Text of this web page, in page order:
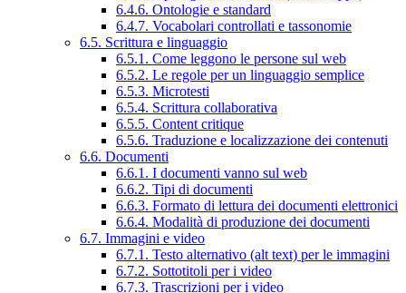
6.4.6. Ontologie e standard
6.4.7. Vocabolari controllati e tassonomie
6.5. Scrittura e linguaggio
6.5.1. Come leggono le persone sul web
6.5.2. Le regole per un linguaggio semplice
6.5.3. Microtesti
6.5.4. Scrittura collaborativa
6.5.5. Content critique
6.5.6. Traduzione e localizzazione dei contenuti
6.6. Documenti
6.6.1. I documenti vanno sul web
6.6.2. Tipi di documenti
6.6.3. Formato di lettura dei documenti elettronici
6.6.4. Modalità di produzione dei documenti
6.7. Immagini e video
6.7.1. Testo alternativo (alt text) per le immagini
6.7.2. Sottotitoli per i video
6.7.3. Trascrizioni per i video